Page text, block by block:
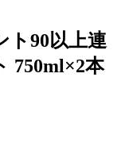
ト90以上連
750ml×2本